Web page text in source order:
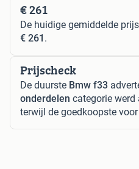
€ 261
De huidige gemiddelde
€ 261 .
Prijscheck
De duurste Bmw f33
onderdelen categorie
terwijl de goedkoopste voor